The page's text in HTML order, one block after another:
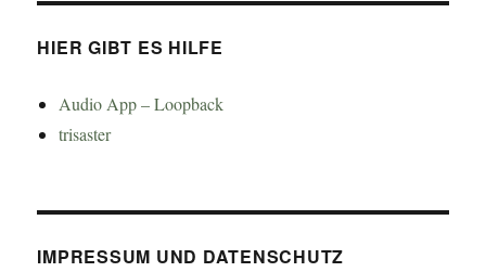
HIER GIBT ES HILFE
Audio App – Loopback
trisaster
IMPRESSUM UND DATENSCHUTZ